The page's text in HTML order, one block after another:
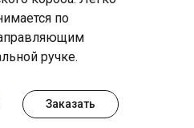
Заказать
по
ручке.